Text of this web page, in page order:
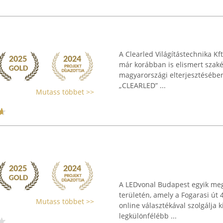
Mutass többet >>
A Clearled Világítástechnika
már korábban is elismert
magyarországi
„CLEARLED” ...
Mutass többet >>
A LEDvonal Budapest egyik
területén, amely a Fogarasi út
online választékával szolgálja
legkülönfélébb ...